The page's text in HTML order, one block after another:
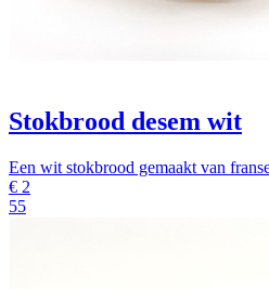
Stokbrood desem wit
Een wit stokbrood gemaakt van
€ 2
55